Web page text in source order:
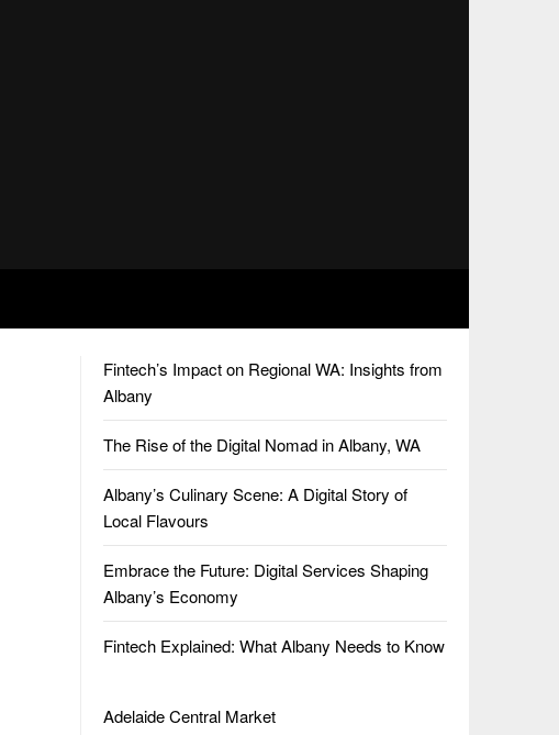
Fintech’s Impact on Regional WA: Insights from
Albany
The Rise of the Digital Nomad in Albany, WA
Albany’s Culinary Scene: A Digital Story of
Local Flavours
Embrace the Future: Digital Services Shaping
Albany’s Economy
Fintech Explained: What Albany Needs to Know
Adelaide Central Market